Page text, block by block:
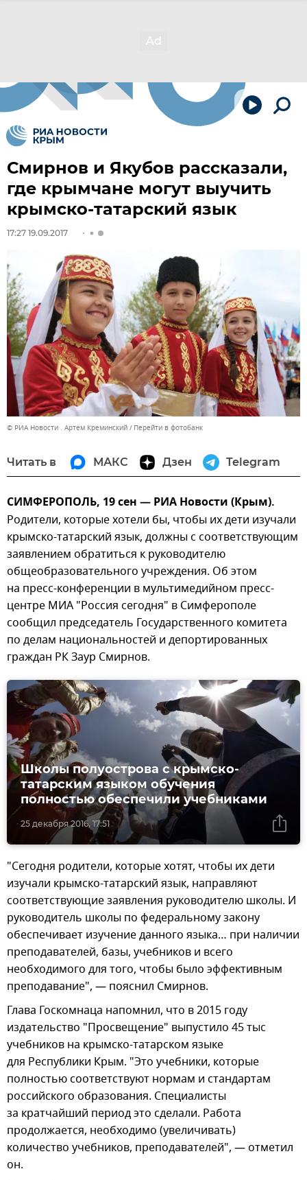
Смирнов и Якубов рассказали,
где крымчане могут выучить
крымско-татарский язык
17:27 19.09.2017
© РИА Новости . Артем Креминский Перейти в фотобанк
Читать в МАКС Дзен Telegram
СИМФЕРОПОЛЬ, 19 сен — РИА Новости (Крым).
Родители, которые хотели бы, чтобы их дети изучали
крымско-татарский язык, должны с соответствующим
заявлением обратиться к руководителю
общеобразовательного учреждения. Об этом
на пресс-конференции в мультимедийном пресс-
центре МИА "Россия сегодня" в Симферополе
сообщил председатель Государственного комитета
по делам национальностей и депортированных
граждан РК Заур Смирнов.
25 декабря 2016, 17:51
Школы полуострова с крымско-
татарским языком обучения
полностью обеспечили учебниками
"Сегодня родители, которые хотят, чтобы их дети
изучали крымско-татарский язык, направляют
соответствующие заявления руководителю школы. И
руководитель школы по федеральному закону
обеспечивает изучение данного языка… при наличии
преподавателей, базы, учебников и всего
необходимого для того, чтобы было эффективным
преподавание", — пояснил Смирнов.
Глава Госкомнаца напомнил, что в 2015 году
издательство "Просвещение" выпустило 45 тыс
учебников на крымско-татарском языке
для Республики Крым. "Это учебники, которые
полностью соответствуют нормам и стандартам
российского образования. Специалисты
за кратчайший период это сделали. Работа
продолжается, необходимо (увеличивать)
количество учебников, преподавателей", — отметил
он.